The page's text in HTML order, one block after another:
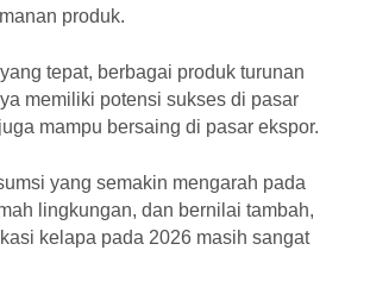
produk.
tepat, berbagai produk turunan
memiliki potensi sukses di pasar
mampu bersaing di pasar ekspor.
yang semakin mengarah pada
lingkungan, dan bernilai tambah,
kelapa pada 2026 masih sangat